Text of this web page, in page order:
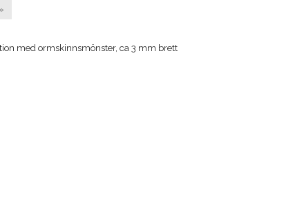
med ormskinnsmönster, ca 3 mm brett